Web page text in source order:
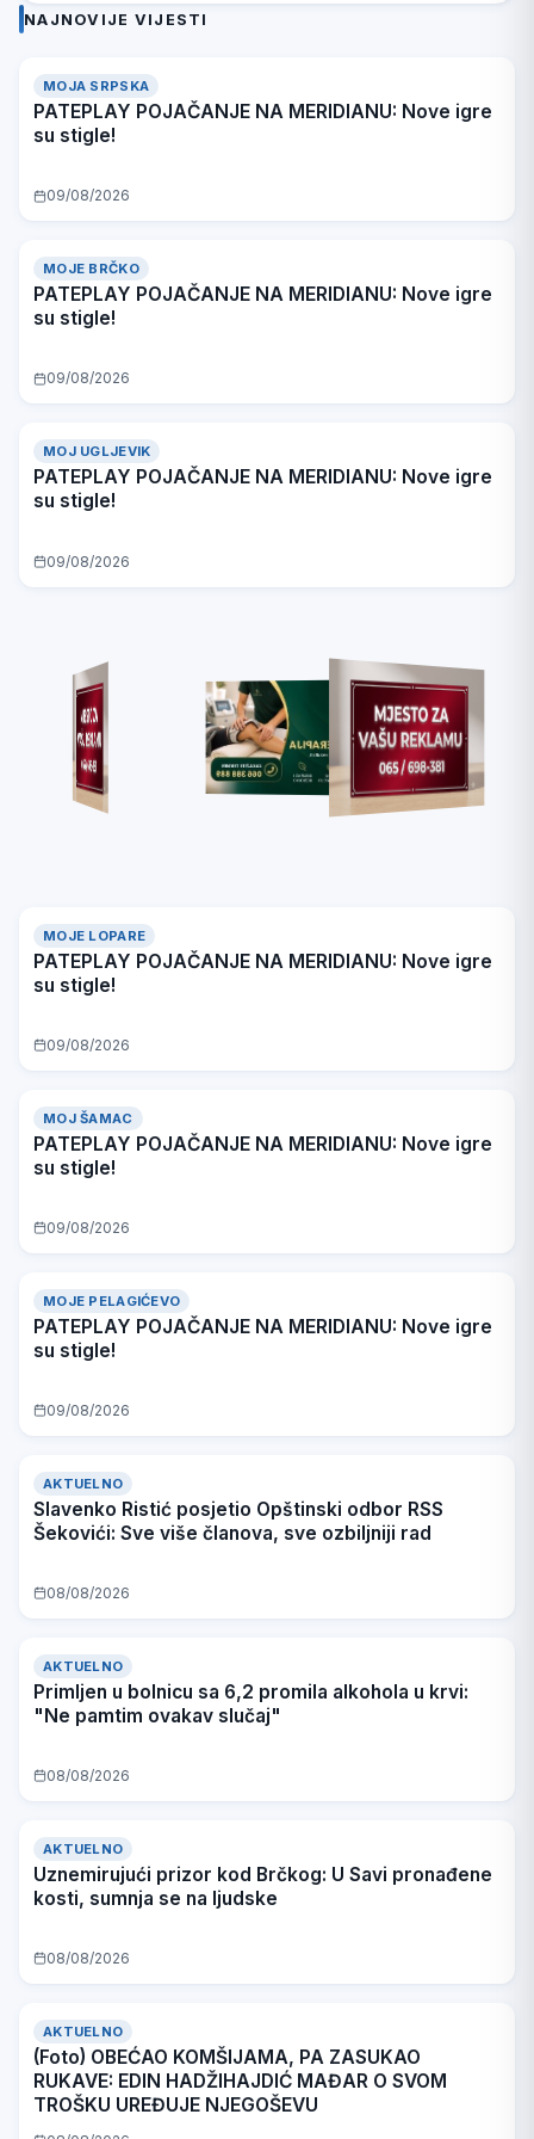
Nove igre su
stigle!
Nove igre su
stigle!
NAJNOVIJE VIJESTI
MOJA SRPSKA
PATEPLAY POJAČANJE NA MERIDIANU: Nove igre
su stigle!
09/08/2026
MOJE BRČKO
PATEPLAY POJAČANJE NA MERIDIANU: Nove igre
su stigle!
09/08/2026
MOJ UGLJEVIK
PATEPLAY POJAČANJE NA MERIDIANU: Nove igre
su stigle!
09/08/2026
MOJE LOPARE
PATEPLAY POJAČANJE NA MERIDIANU: Nove igre
su stigle!
09/08/2026
MOJ ŠAMAC
PATEPLAY POJAČANJE NA MERIDIANU: Nove igre
su stigle!
09/08/2026
MOJE PELAGIĆEVO
PATEPLAY POJAČANJE NA MERIDIANU: Nove igre
su stigle!
09/08/2026
AKTUELNO
Slavenko Ristić posjetio Opštinski odbor RSS
Šekovići: Sve više članova, sve ozbiljniji rad
08/08/2026
AKTUELNO
Primljen u bolnicu sa 6,2 promila alkohola u krvi:
"Ne pamtim ovakav slučaj"
08/08/2026
AKTUELNO
Uznemirujući prizor kod Brčkog: U Savi pronađene
kosti, sumnja se na ljudske
08/08/2026
AKTUELNO
(Foto) OBEĆAO KOMŠIJAMA, PA ZASUKAO
RUKAVE: EDIN HADŽIHAJDIĆ MAĐAR O SVOM
TROŠKU UREĐUJE NJEGOŠEVU